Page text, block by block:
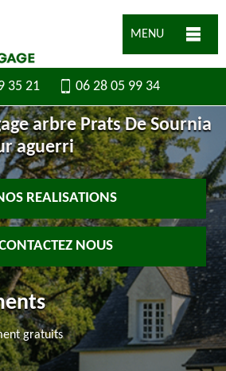
MENU
35 21 06 28 05 99 34
arbre Prats De Sournia
aguerri
REALISATIONS
NOUS
gratuits